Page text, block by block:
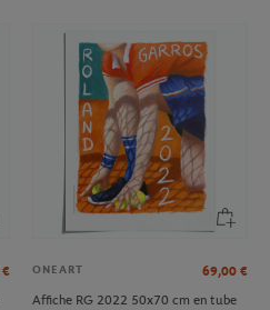
€
ONEART 69,00 €
Affiche RG 2022 50x70 cm en tube